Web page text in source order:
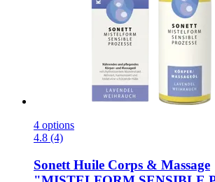
4 options
4.8 (4)
Sonett Huile Corps & Massage